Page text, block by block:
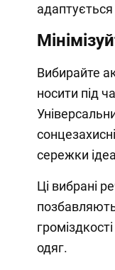
адаптується
Вибирайте
носити під
сережки
Ці вибрані
одяг.